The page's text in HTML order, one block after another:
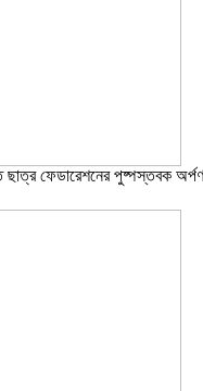
ছাত্র ফেডারেশনের পুষ্পস্তবক অর্পণ